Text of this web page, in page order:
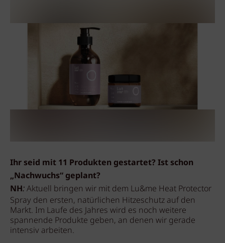
Ihr seid mit 11 Produkten gestartet? Ist schon
„Nachwuchs“ geplant?
NH:Aktuell bringen wir mit dem Lu&me Heat Protector
Spray den ersten, natürlichen Hitzeschutz auf den
Markt. Im Laufe des Jahres wird es noch weitere
spannende Produkte geben, an denen wir gerade
intensiv arbeiten.